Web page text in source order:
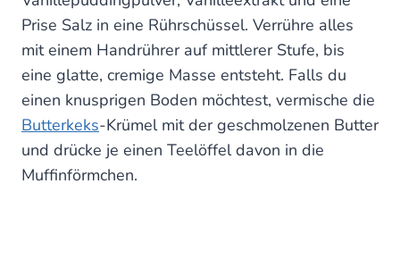
Prise Salz in eine Rührschüssel. Verrühre alles
mit einem Handrührer auf mittlerer Stufe, bis
eine glatte, cremige Masse entsteht. Falls du
einen knusprigen Boden möchtest, vermische die
Butterkeks-Krümel mit der geschmolzenen Butter
und drücke je einen Teelöffel davon in die
Muffinförmchen.